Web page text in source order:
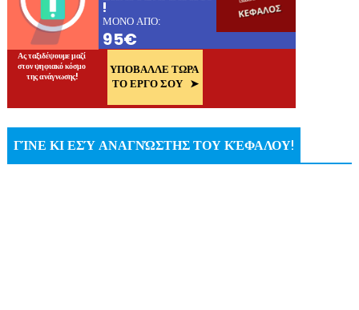
ΓΊΝΕ ΚΙ ΕΣΎ ΑΝΑΓΝΏΣΤΗΣ ΤΟΥ ΚΈΦΑΛΟΥ!